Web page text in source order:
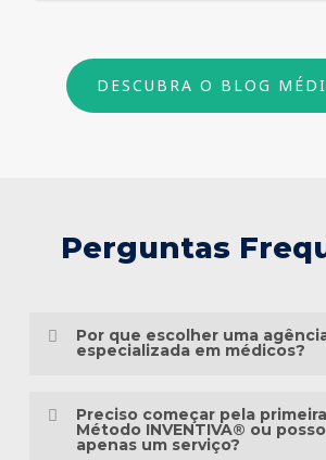
DESCUBRA O BLOG
Perguntas
Por que escolher uma
especializada em médicos?
mais do que conhecimento em
Preciso começar pela
Método INVENTIVA® ou
apenas um serviço?